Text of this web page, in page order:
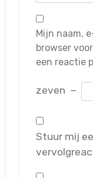
Mijn naam,
browser
een reactie
zeven −
Stuur mij